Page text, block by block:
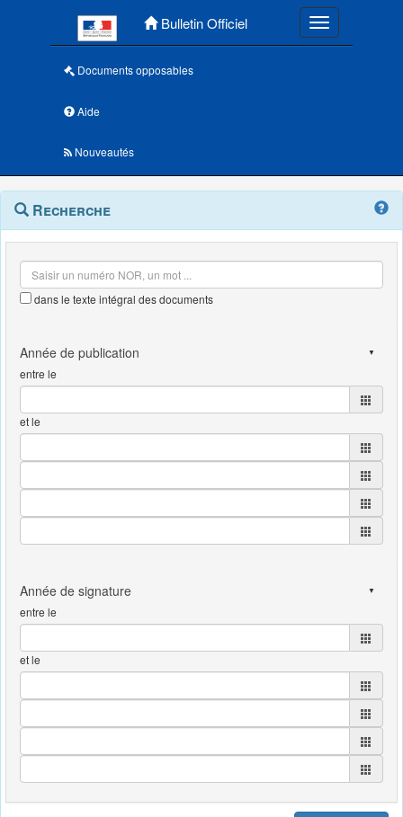
Bulletin Officiel Toggle
Documents opposables
Aide
Nouveautés
Navigation
outils
Menu
contextuel
Recherche
dans le texte intégral des documents
entre le
et le
entre le
et le